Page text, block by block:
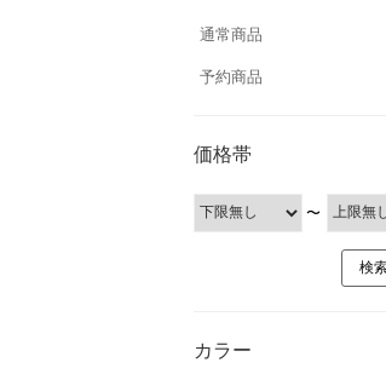
通常商品
予約商品
価格帯
〜
カラー